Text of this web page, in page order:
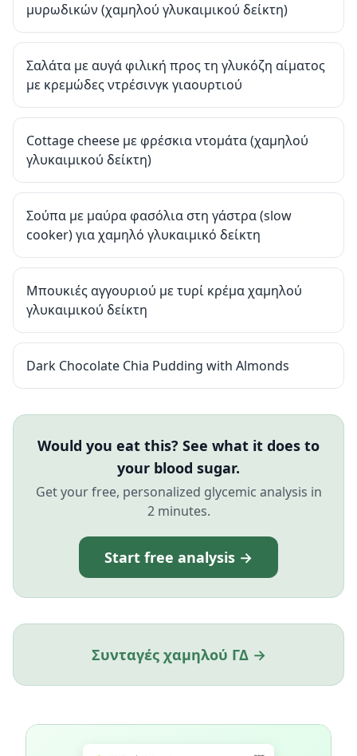
μυρωδικών (χαμηλού γλυκαιμικού δείκτη)
Σαλάτα με αυγά φιλική προς τη γλυκόζη αίματος
με κρεμώδες ντρέσινγκ γιαουρτιού
Cottage cheese με φρέσκια ντομάτα (χαμηλού
γλυκαιμικού δείκτη)
Σούπα με μαύρα φασόλια στη γάστρα (slow
cooker) για χαμηλό γλυκαιμικό δείκτη
Μπουκιές αγγουριού με τυρί κρέμα χαμηλού
γλυκαιμικού δείκτη
Dark Chocolate Chia Pudding with Almonds
Would you eat this? See what it does to
your blood sugar.
Get your free, personalized glycemic analysis in
2 minutes.
Start free analysis →
Συνταγές χαμηλού ΓΔ →